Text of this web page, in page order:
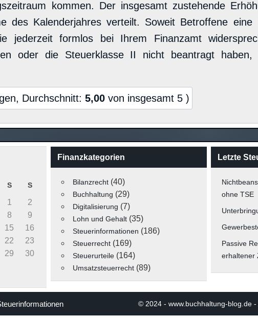
kommen. Der insgesamt zustehende
des Kalenderjahres verteilt. Soweit Betroffene eine
jederzeit formlos bei Ihrem Finanzamt
oder die Steuerklasse II nicht beantragt
Durchschnitt:5,00 von insgesamt 5 )
S S
1
2
8
9
15
16
22
23
29
30
Finanzkategorien
Bilanzrecht(40)
Buchhaltung (29)
Digitalisierung (7)
Lohn und Gehalt(35)
Steuerinformationen (186)
Steuerrecht(169)
Steuerurteile(164)
Umsatzsteuerrecht(89)
Letzte
ohne TSE
Passive
erhaltener
© 2024 - www.buchhaltung-